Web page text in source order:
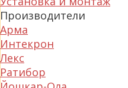
Производители
Арма
Интекрон
Лекс
Ратибор